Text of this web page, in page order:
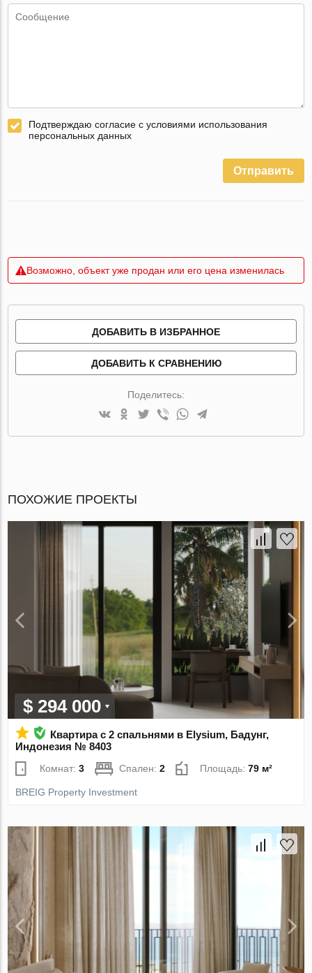
Подтверждаю согласие с условиями использования
персональных данных
Отправить
Возможно, объект уже продан или его цена изменилась
ДОБАВИТЬ В ИЗБРАННОЕ
ДОБАВИТЬ К СРАВНЕНИЮ
Поделитесь:
ПОХОЖИЕ ПРОЕКТЫ
$ 294 000
Квартира с 2 спальнями в Elysium, Бадунг,
Индонезия № 8403
Комнат:3 Спален:2 Площадь:79 м²
BREIG Property Investment